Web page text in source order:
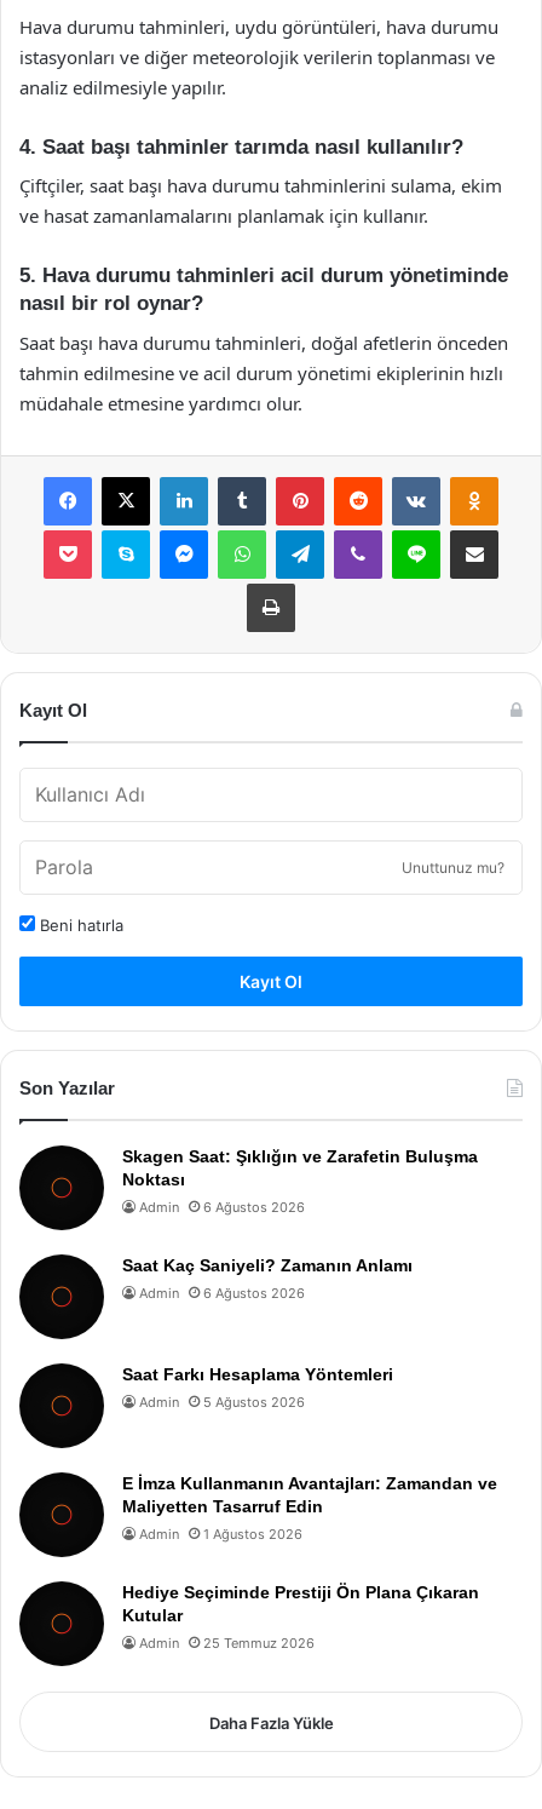
Hava durumu tahminleri, uydu görüntüleri, hava durumu
istasyonları ve diğer meteorolojik verilerin toplanması ve
analiz edilmesiyle yapılır.
4. Saat başı tahminler tarımda nasıl kullanılır?
Çiftçiler, saat başı hava durumu tahminlerini sulama, ekim
ve hasat zamanlamalarını planlamak için kullanır.
5. Hava durumu tahminleri acil durum yönetiminde
nasıl bir rol oynar?
Saat başı hava durumu tahminleri, doğal afetlerin önceden
tahmin edilmesine ve acil durum yönetimi ekiplerinin hızlı
müdahale etmesine yardımcı olur.
Facebook
X LinkedInTumblr PinterestReddit VKontakte
Pocket Skype MessengerWhatsAppTelegramViber Line E-Posta ile
Yazdır
Kayıt Ol
Unuttunuz mu?
Beni hatırla
Kayıt Ol
Son Yazılar
Skagen Saat: Şıklığın ve Zarafetin Buluşma
Noktası
Admin 6 Ağustos 2026
Saat Kaç Saniyeli? Zamanın Anlamı
Admin 6 Ağustos 2026
Saat Farkı Hesaplama Yöntemleri
Admin 5 Ağustos 2026
E İmza Kullanmanın Avantajları: Zamandan ve
Maliyetten Tasarruf Edin
Admin 1 Ağustos 2026
Hediye Seçiminde Prestiji Ön Plana Çıkaran
Kutular
Admin 25 Temmuz 2026
Daha Fazla Yükle